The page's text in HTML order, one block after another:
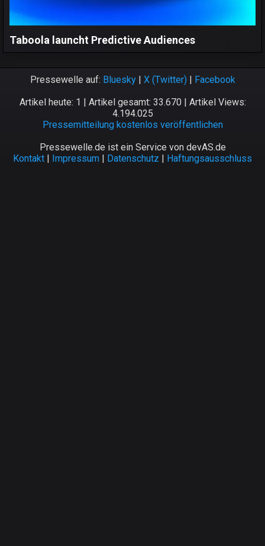
Taboola launcht Predictive Audiences
Pressewelle auf: Bluesky| X (Twitter)| Facebook
Artikel heute: 1 | Artikel gesamt: 33.670 | Artikel Views:
4.194.025
Pressemitteilung kostenlos veröffentlichen
Pressewelle.de ist ein Service von devAS.de
Kontakt | Impressum | Datenschutz | Haftungsausschluss